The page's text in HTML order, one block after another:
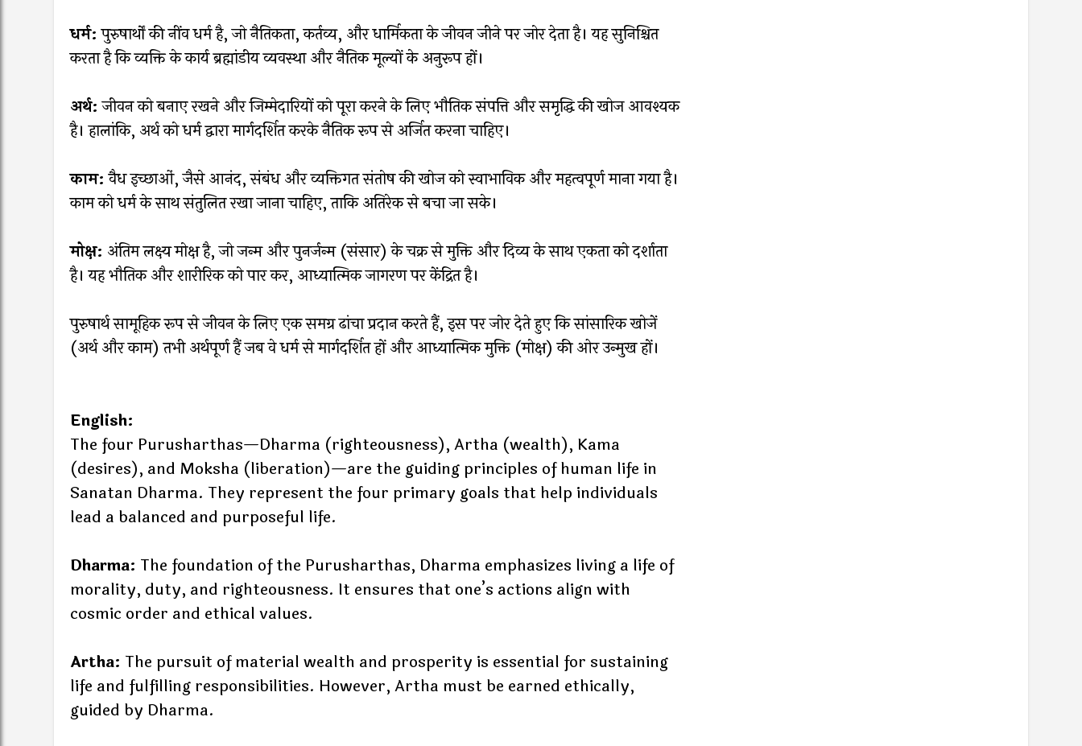
धर्म: पुरुषार्थों की नींव धर्म है, जो नैतिकता, कर्तव्य, और धार्मिकता के जीवन जीने पर जोर देता है। यह सुनिश्चित
करता है कि व्यक्ति के कार्य ब्रह्मांडीय व्यवस्था और नैतिक मूल्यों के अनुरूप हों।
अर्थ: जीवन को बनाए रखने और जिम्मेदारियों को पूरा करने के लिए भौतिक संपत्ति और समृद्धि की खोज आवश्यक
है। हालांकि, अर्थ को धर्म द्वारा मार्गदर्शित करके नैतिक रूप से अर्जित करना चाहिए।
काम: वैध इच्छाओं, जैसे आनंद, संबंध और व्यक्तिगत संतोष की खोज को स्वाभाविक और महत्वपूर्ण माना गया है।
काम को धर्म के साथ संतुलित रखा जाना चाहिए, ताकि अतिरेक से बचा जा सके।
मोक्ष: अंतिम लक्ष्य मोक्ष है, जो जन्म और पुनर्जन्म (संसार) के चक्र से मुक्ति और दिव्य के साथ एकता को दर्शाता
है। यह भौतिक और शारीरिक को पार कर, आध्यात्मिक जागरण पर केंद्रित है।
पुरुषार्थ सामूहिक रूप से जीवन के लिए एक समग्र ढांचा प्रदान करते हैं, इस पर जोर देते हुए कि सांसारिक खोजें
(अर्थ और काम) तभी अर्थपूर्ण हैं जब वे धर्म से मार्गदर्शित हों और आध्यात्मिक मुक्ति (मोक्ष) की ओर उन्मुख हों।
English:
The four Purusharthas—Dharma (righteousness), Artha (wealth), Kama
(desires), and Moksha (liberation)—are the guiding principles of human life in
Sanatan Dharma. They represent the four primary goals that help individuals
lead a balanced and purposeful life.
Dharma: The foundation of the Purusharthas, Dharma emphasizes living a life of
morality, duty, and righteousness. It ensures that one’s actions align with
cosmic order and ethical values.
Artha: The pursuit of material wealth and prosperity is essential for sustaining
life and fulfilling responsibilities. However, Artha must be earned ethically,
guided by Dharma.